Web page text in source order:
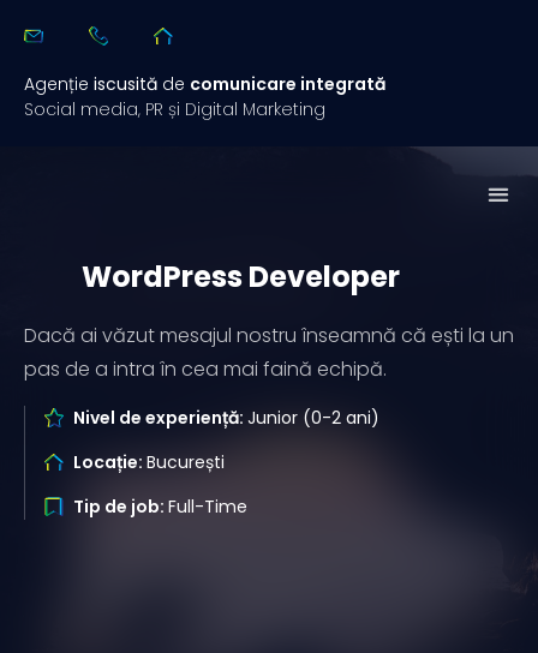
Agenție iscusită de comunicare integrată
Social media, PR și Digital Marketing
WordPress Developer
Dacă ai văzut mesajul nostru înseamnă că ești la un
pas de a intra în cea mai faină echipă.
Nivel de experiență: Junior (0-2 ani)
Locație: București
Tip de job: Full-Time